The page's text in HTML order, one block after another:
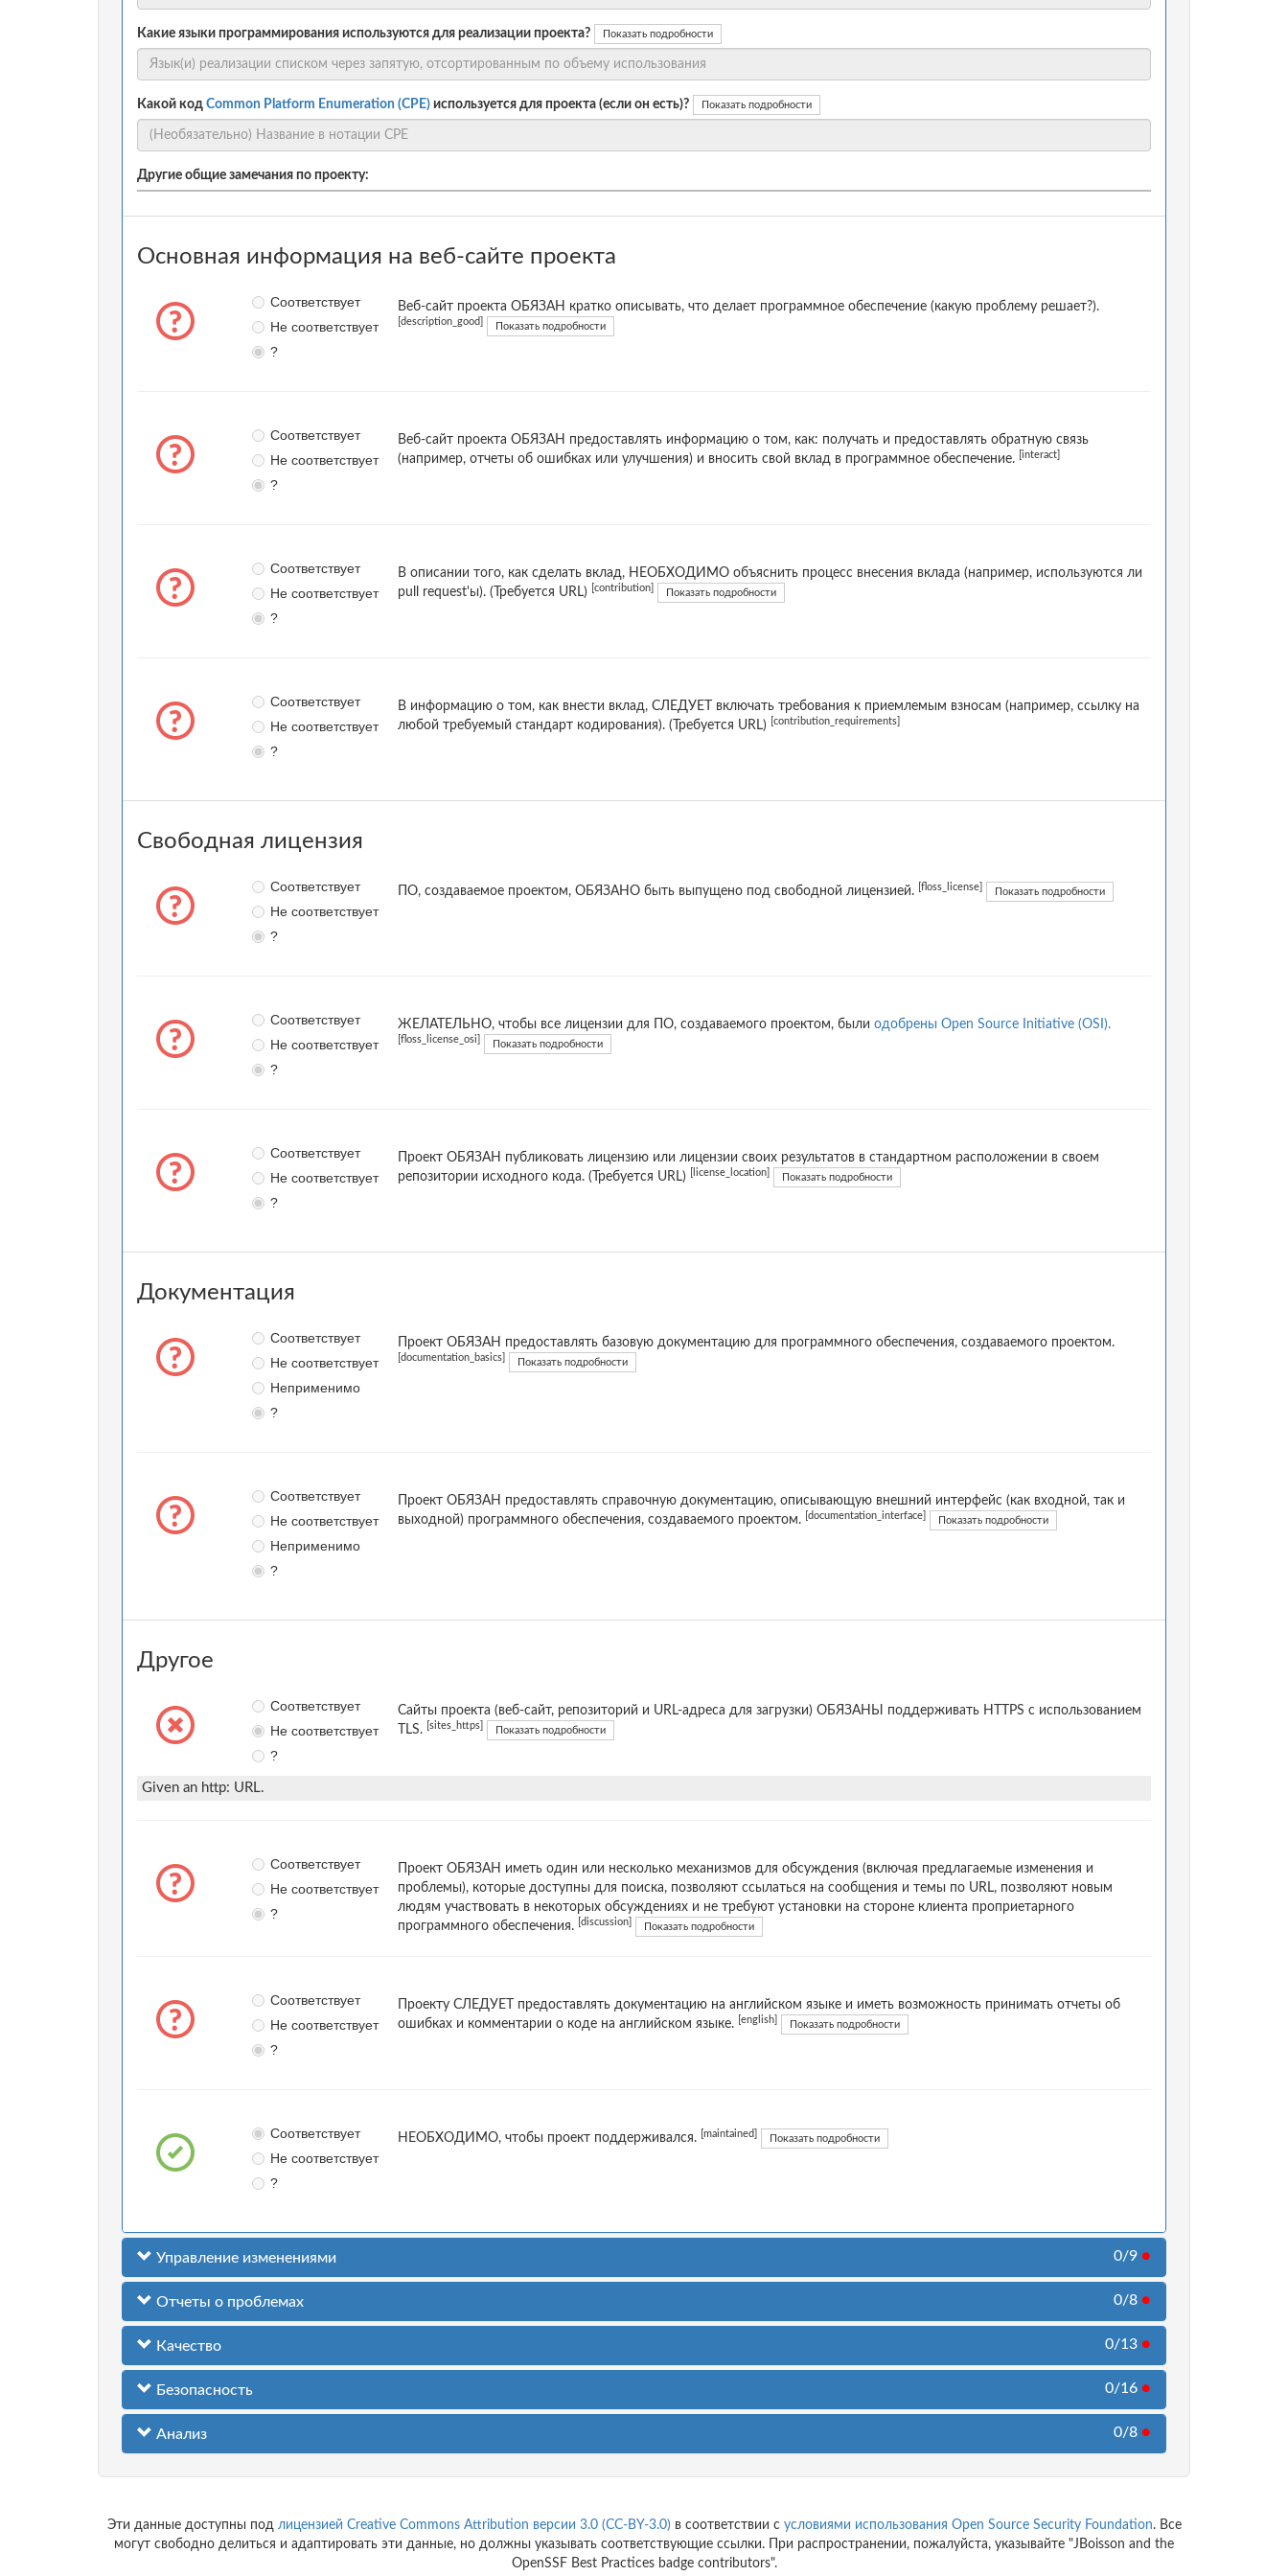
Какие языки программирования используются для реализации проекта? Показать подробности
Какой код Common Platform Enumeration (CPE) используется для проекта (если он есть)? Показать подробности
Другие общие замечания по проекту:
Основная информация на веб-сайте проекта
Соответствует
Не соответствует
?
Веб-сайт проекта ОБЯЗАН кратко описывать, что делает программное обеспечение (какую проблему решает?).
[description_good] Показать подробности
Соответствует
Не соответствует
?
Веб-сайт проекта ОБЯЗАН предоставлять информацию о том, как: получать и предоставлять обратную связь
(например, отчеты об ошибках или улучшения) и вносить свой вклад в программное обеспечение.
[interact]
Соответствует
Не соответствует
?
В описании того, как сделать вклад, НЕОБХОДИМО объяснить процесс внесения вклада (например, используются ли
pull request'ы). (Требуется URL)
[contribution] Показать подробности
Соответствует
Не соответствует
?
В информацию о том, как внести вклад, СЛЕДУЕТ включать требования к приемлемым взносам (например, ссылку на
любой требуемый стандарт кодирования). (Требуется URL)
[contribution_requirements]
Свободная лицензия
Соответствует
Не соответствует
?
ПО, создаваемое проектом, ОБЯЗАНО быть выпущено под свободной лицензией. [floss_license] Показать подробности
Соответствует
Не соответствует
?
ЖЕЛАТЕЛЬНО, чтобы все лицензии для ПО, создаваемого проектом, были одобрены Open Source Initiative (OSI).
[floss_license_osi] Показать подробности
Соответствует
Не соответствует
?
Проект ОБЯЗАН публиковать лицензию или лицензии своих результатов в стандартном расположении в своем
репозитории исходного кода. (Требуется URL)
[license_location] Показать подробности
Документация
Соответствует
Не соответствует
Неприменимо
?
Проект ОБЯЗАН предоставлять базовую документацию для программного обеспечения, создаваемого проектом.
[documentation_basics] Показать подробности
Соответствует
Не соответствует
Неприменимо
?
Проект ОБЯЗАН предоставлять справочную документацию, описывающую внешний интерфейс (как входной, так и
выходной) программного обеспечения, создаваемого проектом.
[documentation_interface] Показать подробности
Другое
Соответствует
Не соответствует
?
Сайты проекта (веб-сайт, репозиторий и URL-адреса для загрузки) ОБЯЗАНЫ поддерживать HTTPS с использованием
TLS.
[sites_https] Показать подробности
Given an http: URL.
Соответствует
Не соответствует
?
Проект ОБЯЗАН иметь один или несколько механизмов для обсуждения (включая предлагаемые изменения и
проблемы), которые доступны для поиска, позволяют ссылаться на сообщения и темы по URL, позволяют новым
людям участвовать в некоторых обсуждениях и не требуют установки на стороне клиента проприетарного
программного обеспечения.
[discussion] Показать подробности
Соответствует
Не соответствует
?
Проекту СЛЕДУЕТ предоставлять документацию на английском языке и иметь возможность принимать отчеты об
ошибках и комментарии о коде на английском языке.
[english] Показать подробности
Соответствует
Не соответствует
?
НЕОБХОДИМО, чтобы проект поддерживался. [maintained] Показать подробности
Управление изменениями 0/9 ●
Отчеты о проблемах 0/8 ●
Качество 0/13 ●
Безопасность 0/16 ●
Анализ 0/8 ●
Эти данные доступны под лицензией Creative Commons Attribution версии 3.0 (CC-BY-3.0) в соответствии с условиями использования Open Source Security Foundation. Все
могут свободно делиться и адаптировать эти данные, но должны указывать соответствующие ссылки. При распространении, пожалуйста, указывайте "JBoisson and the
OpenSSF Best Practices badge contributors".